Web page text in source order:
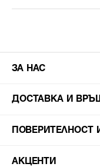
ЗА НАС
ДОСТАВКА И
АКЦЕНТИ